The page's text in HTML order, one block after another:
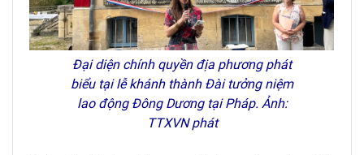
Đại diện chính quyền địa phương phát
biểu tại lễ khánh thành Đài tưởng niệm
lao động Đông Dương tại Pháp. Ảnh:
TTXVN phát